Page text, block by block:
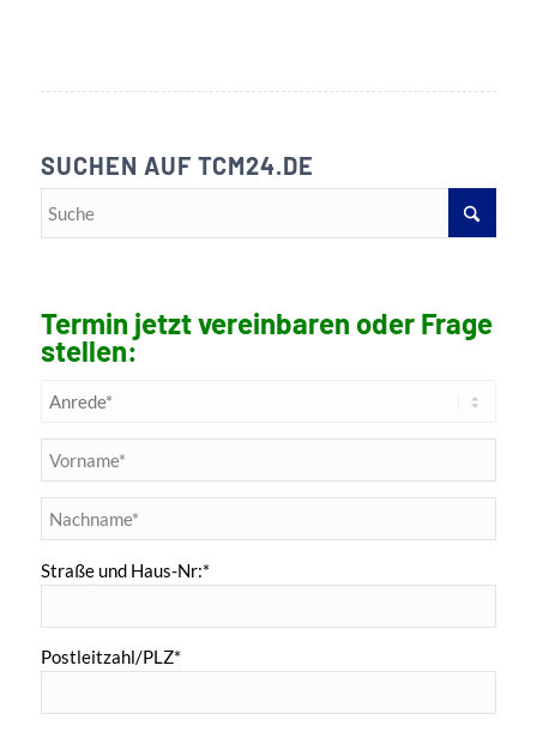
SUCHEN AUF TCM24.DE
Termin jetzt vereinbaren oder Frage
stellen:
Straße und Haus-Nr:*
Postleitzahl/PLZ*